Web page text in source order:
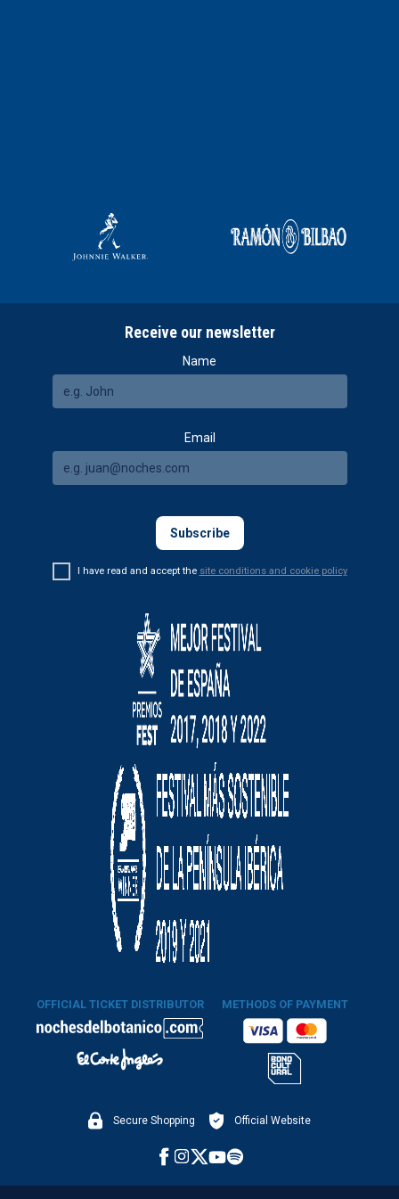
Receive our newsletter
Name
Email
I have read and accept the site conditions and cookie policy
OFFICIAL TICKET DISTRIBUTOR METHODS OF PAYMENT
Secure Shopping Official Website